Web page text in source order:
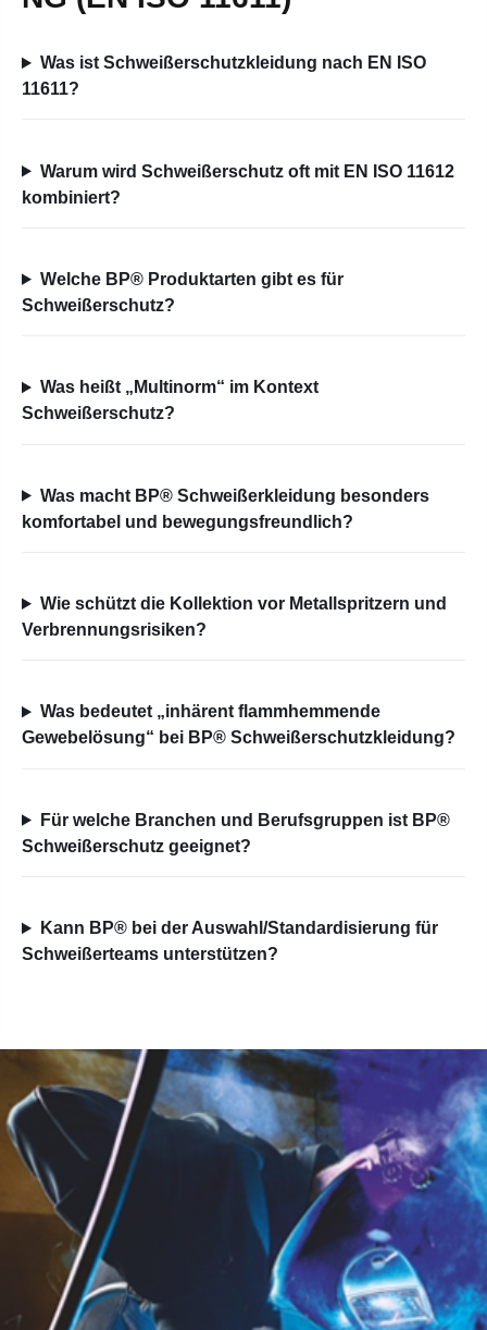
Was ist Schweißerschutzkleidung nach EN ISO
11611?
Warum wird Schweißerschutz oft mit EN ISO 11612
kombiniert?
Welche BP® Produktarten gibt es für
Schweißerschutz?
Was heißt „Multinorm“ im Kontext
Schweißerschutz?
Was macht BP® Schweißerkleidung besonders
komfortabel und bewegungsfreundlich?
Wie schützt die Kollektion vor Metallspritzern und
Verbrennungsrisiken?
Was bedeutet „inhärent flammhemmende
Gewebelösung“ bei BP® Schweißerschutzkleidung?
Für welche Branchen und Berufsgruppen ist BP®
Schweißerschutz geeignet?
Kann BP® bei der Auswahl/Standardisierung für
Schweißerteams unterstützen?